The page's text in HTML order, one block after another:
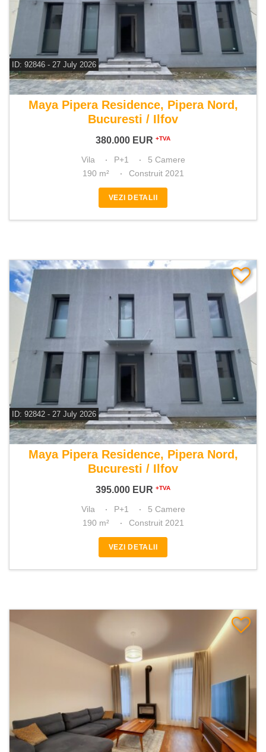
ID: 92846 - 27 July 2026
De vanzare vila 5 camere
Maya Pipera Residence, Pipera Nord,
Bucuresti / Ilfov
380.000 EUR +TVA
Vila P+1
5 Camere
190 m²
Construit 2021
VEZI DETALII
ID: 92842 - 27 July 2026
De vanzare vila 5 camere
Maya Pipera Residence, Pipera Nord,
Bucuresti / Ilfov
395.000 EUR +TVA
Vila P+1
5 Camere
190 m²
Construit 2021
VEZI DETALII